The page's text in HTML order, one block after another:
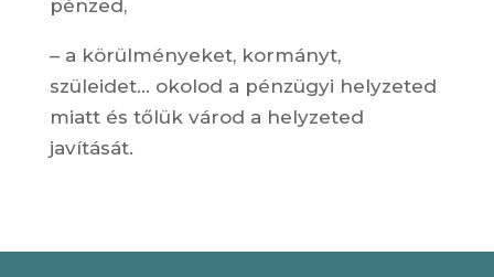
pénzed,
– a körülményeket, kormányt,
szüleidet… okolod a pénzügyi helyzeted
miatt és tőlük várod a helyzeted
javítását.